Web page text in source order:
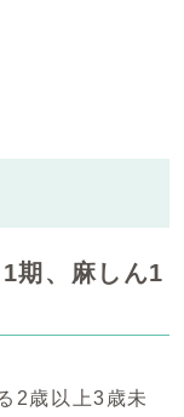
期、麻しん1
2歳以上3歳未